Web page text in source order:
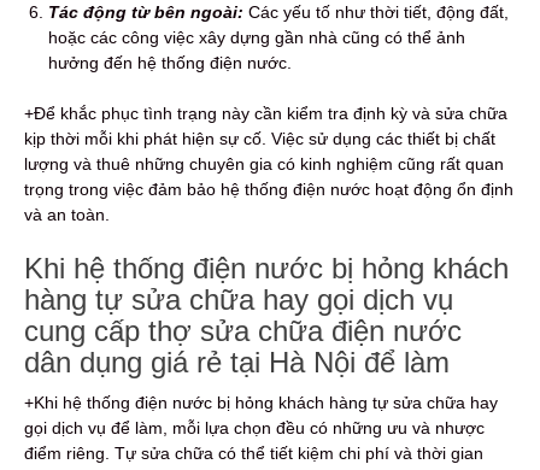
Tác động từ bên ngoài: Các yếu tố như thời tiết, động đất,
hoặc các công việc xây dựng gần nhà cũng có thể ảnh
hưởng đến hệ thống điện nước.
+Để khắc phục tình trạng này cần kiểm tra định kỳ và sửa chữa
kịp thời mỗi khi phát hiện sự cố. Việc sử dụng các thiết bị chất
lượng và thuê những chuyên gia có kinh nghiệm cũng rất quan
trọng trong việc đảm bảo hệ thống điện nước hoạt động ổn định
và an toàn.
Khi hệ thống điện nước bị hỏng khách
hàng tự sửa chữa hay gọi dịch vụ
cung cấp thợ sửa chữa điện nước
dân dụng giá rẻ tại Hà Nội để làm
+Khi hệ thống điện nước bị hỏng khách hàng tự sửa chữa hay
gọi dịch vụ để làm, mỗi lựa chọn đều có những ưu và nhược
điểm riêng. Tự sửa chữa có thể tiết kiệm chi phí và thời gian